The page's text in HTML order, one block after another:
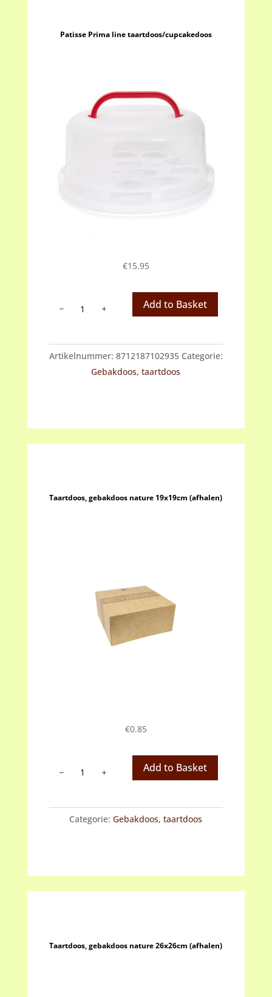
Patisse Prima line taartdoos/cupcakedoos
€15.95
taartdoos/cupcakedoos
aantal
Add to Basket
Artikelnummer: 8712187102935 Categorie:
Gebakdoos, taartdoos
Taartdoos, gebakdoos nature 19x19cm (afhalen)
€0.85
gebakdoos
19x19cm
(afhalen)
Add to Basket
Categorie: Gebakdoos, taartdoos
Taartdoos, gebakdoos nature 26x26cm (afhalen)